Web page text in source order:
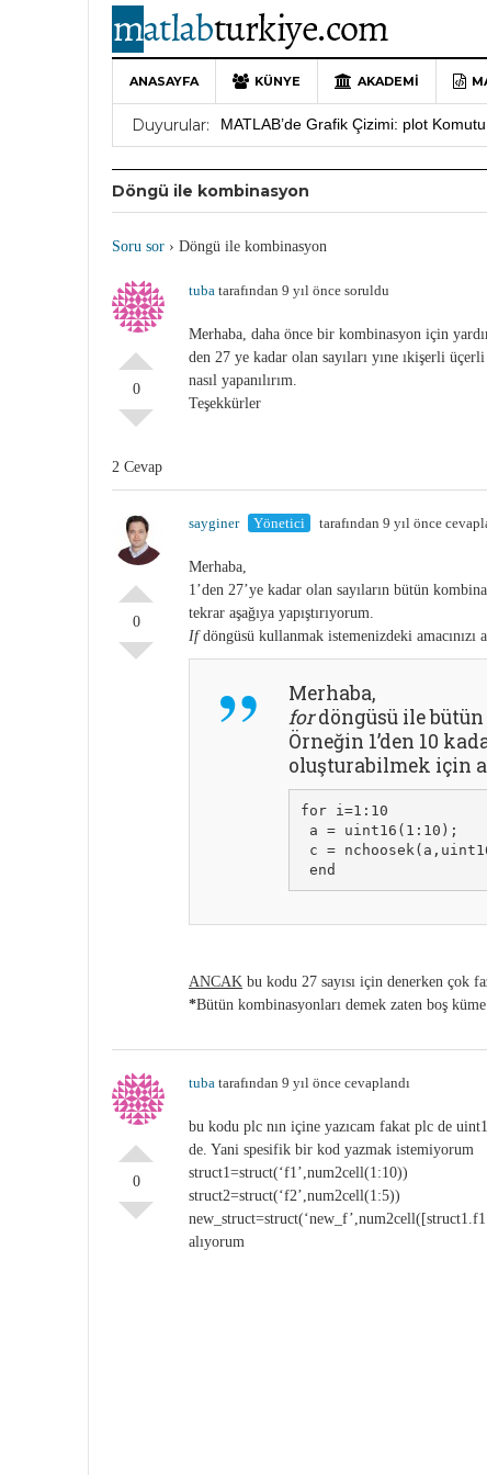
ANASAYFA KÜNYE AKADEMI
Duyurular:
10 Yıllık Bir Yolculuğun Sonu:
MATLAB’de Grafik Çizimi: plot Komutu
MATLAB Türkiye Live Editor Kullanım
Döngü ile kombinasyon
Soru sor › Döngü ile kombinasyon
0
tuba tarafından 9 yıl önce soruldu
Merhaba, daha önce bir kombinasyon için
den 27 ye kadar olan sayıları yıne ıkişerli
nasıl yapanılırım.
Teşekkürler
2 Cevap
0
sayginer Yönetici tarafından 9 yıl önce
Merhaba,
1’den 27’ye kadar olan sayıların bütün
tekrar aşağıya yapıştırıyorum.
Ifdöngüsü kullanmak istemenizdeki amacınızı
Merhaba,
fordöngüsü ile
Örneğin 1’den 10
oluşturabilmek için
for i=1:10
a = uint16(1:10);
c =
end
ANCAK bu kodu 27 sayısı için denerken çok
*Bütün kombinasyonları demek zaten boş
0
tuba tarafından 9 yıl önce cevaplandı
bu kodu plc nın içine yazıcam fakat plc de
de. Yani spesifik bir kod yazmak istemiyorum
struct1=struct(‘f1’,num2cell(1:10))
struct2=struct(‘f2’,num2cell(1:5))
alıyorum